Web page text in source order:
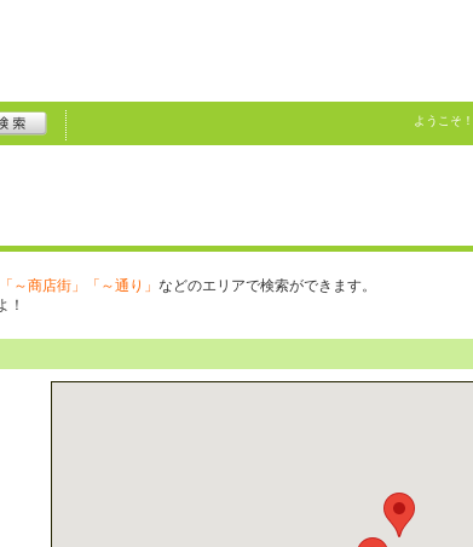
ようこそ！
「～商店街」「～通り」 などのエリアで検索ができます。
！